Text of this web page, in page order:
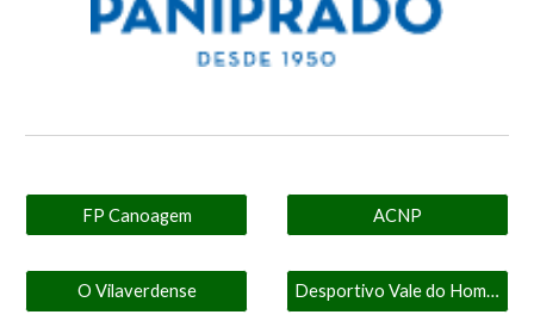
FP Canoagem
O Vilaverdense
ACNP
Desportivo Vale do Homem